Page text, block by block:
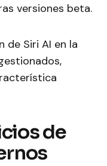
versiones beta.
de Siri AI en la
de